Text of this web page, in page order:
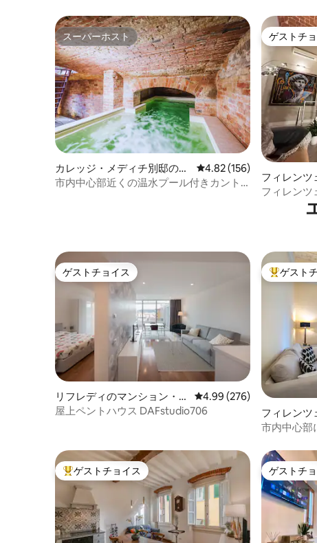
スーパーホスト
スーパーホスト
カレッジ・メディチ別邸の一
軒家
レビュー156件、5つ星中
4.82 (156)
市内中心部近くの温水プール付きカント
ゲストチ
ゲストチ
フィレンツ
フィレンツ
ゲストチョイス
ゲストチョイス
リフレディのマンション・ア
パート
レビュー276件、5つ星中
4.99 (276)
屋上ペントハウス DAFstudio706
大好評の
ゲスト
フィレンツ
アパート
市内中心部
大好評のゲストチョイスです。
ゲストチョイス ゲストチ
ゲストチ